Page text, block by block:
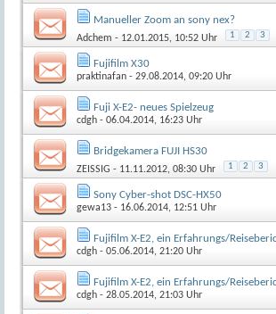
Manueller Zoom an sony nex?
Adchem - 12.01.2015, 10:52 Uhr 1 2 3
Fujifilm X30
praktinafan - 29.08.2014, 09:20 Uhr
Fuji X-E2- neues Spielzeug
cdgh - 06.04.2014, 16:23 Uhr
Bridgekamera FUJI HS30
ZEISSIG - 11.11.2012, 08:30 Uhr 1 2 3
Sony Cyber-shot DSC-HX50
gewa13 - 16.06.2014, 12:51 Uhr
Fujifilm X-E2, ein Erfahrungs/
cdgh - 05.06.2014, 21:20 Uhr
Fujifilm X-E2, ein Erfahrungs/
cdgh - 28.05.2014, 21:03 Uhr